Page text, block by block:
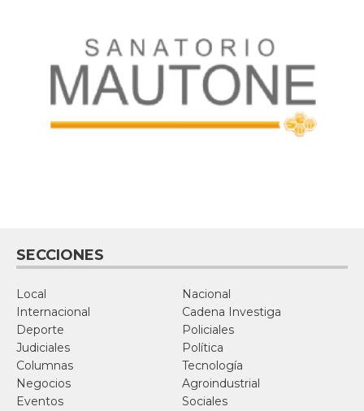
SECCIONES
Local
Nacional
Internacional
Cadena Investiga
Deporte
Policiales
Judiciales
Política
Columnas
Tecnología
Negocios
Agroindustrial
Eventos
Sociales